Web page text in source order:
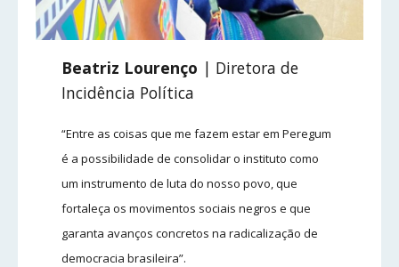
Beatriz Lourenço | Diretora de
Incidência Política
“Entre as coisas que me fazem estar em Peregum
é a possibilidade de consolidar o instituto como
um instrumento de luta do nosso povo, que
fortaleça os movimentos sociais negros e que
garanta avanços concretos na radicalização de
democracia brasileira”.